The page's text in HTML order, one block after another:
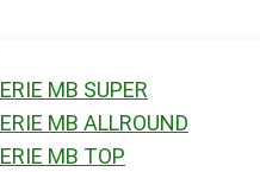
MB SUPER
MB ALLROUND
MB TOP